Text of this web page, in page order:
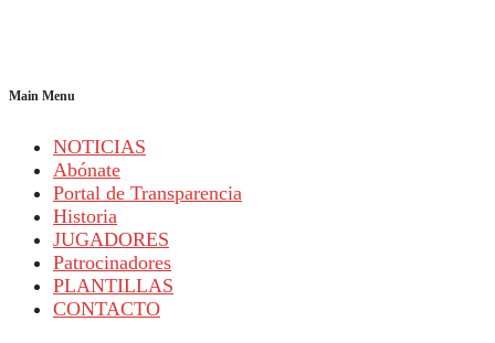
Main Menu
NOTICIAS
Abónate
Portal de Transparencia
Historia
JUGADORES
Patrocinadores
PLANTILLAS
CONTACTO